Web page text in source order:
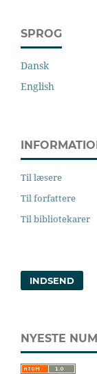
SPROG
Dansk
English
Til læsere
Til forfattere
Til bibliotekarer
INDSEND
NYESTE